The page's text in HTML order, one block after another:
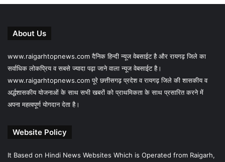
About Us
www.raigarhtopnews.com दैनिक हिन्दी न्यूज वेबसाईट है और रायगढ़ जिले का
सर्वाधिक लोकप्रिय व सबसे ज्यादा पढ़ा जाने वाला न्यूज वेबसाईट है।
www.raigarhtopnews.com पूरे छत्तीसगढ़ प्रदेश व रायगढ़ जिले की शासकीय व
अर्द्धशासकीय योजनाओं के साथ सभी खबरों को प्राथमिकता के साथ प्रसारित करने में
अपना महत्वपूर्ण योगदान देता है।
Website Policy
It Based on Hindi News Websites Which is Operated from Raigarh,